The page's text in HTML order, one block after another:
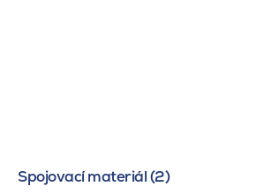
Spojovací materiál (2)